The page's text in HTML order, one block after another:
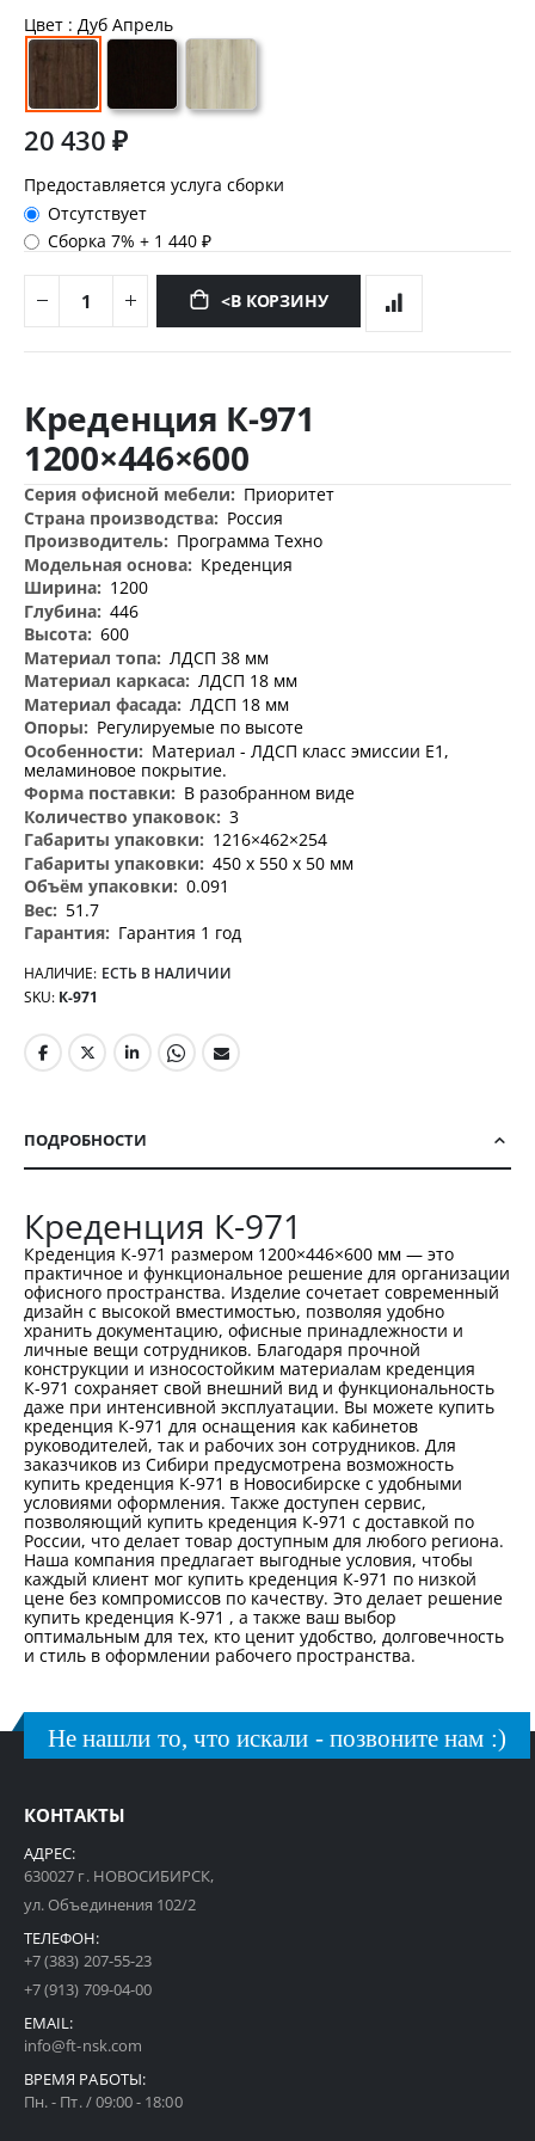
Цвет : Дуб Апрель
20 430 ₽
Предоставляется услуга сборки
Отсутствует
Сборка 7%+ 1 440 ₽
<В КОРЗИНУ
началу
галереи
изображений
Креденция К-971
1200×446×600
Дополнительная
информация
Приоритет
Россия
Программа Техно
Креденция
1200
446
600
ЛДСП 38 мм
ЛДСП 18 мм
ЛДСП 18 мм
Регулируемые по высоте
Материал - ЛДСП класс эмиссии Е1,
меламиновое покрытие.
В разобранном виде
3
1216×462×254
450 х 550 х 50 мм
0.091
51.7
Гарантия 1 год
НАЛИЧИЕ: ЕСТЬ В НАЛИЧИИ
SKU К-971
ПОДРОБНОСТИ
Креденция К-971
Креденция К-971 размером 1200×446×600 мм — это
практичное и функциональное решение для организации
офисного пространства. Изделие сочетает современный
дизайн с высокой вместимостью, позволяя удобно
хранить документацию, офисные принадлежности и
личные вещи сотрудников. Благодаря прочной
конструкции и износостойким материалам креденция
К-971 сохраняет свой внешний вид и функциональность
даже при интенсивной эксплуатации. Вы можете купить
креденция К-971 для оснащения как кабинетов
руководителей, так и рабочих зон сотрудников. Для
заказчиков из Сибири предусмотрена возможность
купить креденция К-971 в Новосибирске с удобными
условиями оформления. Также доступен сервис,
позволяющий купить креденция К-971 с доставкой по
России, что делает товар доступным для любого региона.
Наша компания предлагает выгодные условия, чтобы
каждый клиент мог купить креденция К-971 по низкой
цене без компромиссов по качеству. Это делает решение
купить креденция К-971 , а также ваш выбор
оптимальным для тех, кто ценит удобство, долговечность
и стиль в оформлении рабочего пространства.
Не нашли то, что искали - позвоните нам :)
КОНТАКТЫ
АДРЕС:
630027 г. НОВОСИБИРСК,
ул. Объединения 102/2
ТЕЛЕФОН:
+7 (383) 207-55-23
+7 (913) 709-04-00
EMAIL:
info@ft-nsk.com
ВРЕМЯ РАБОТЫ:
Пн. - Пт. / 09:00 - 18:00